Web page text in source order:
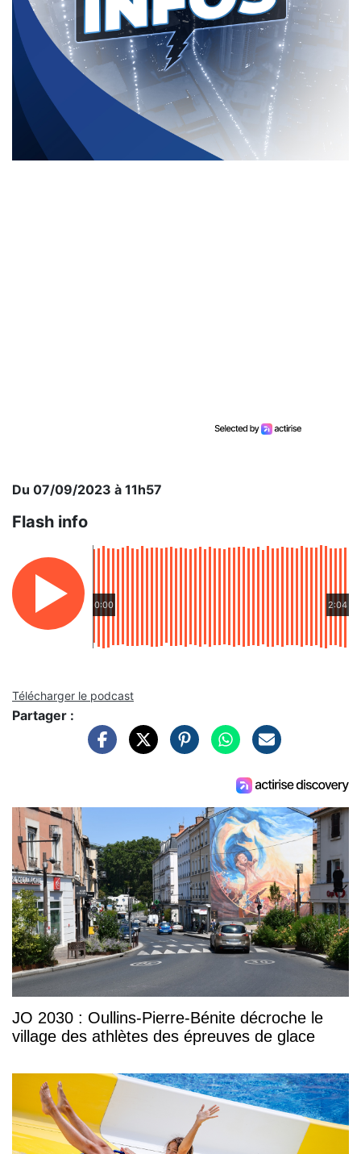
Du 07/09/2023 à 11h57
Flash info
0:00 2:04
Télécharger le podcast
Partager :
JO 2030 : Oullins-Pierre-Bénite décroche le
village des athlètes des épreuves de glace